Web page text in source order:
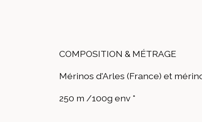
COMPOSITION & MÉTRAGE
Mérinos d'Arles (France) et
250 m /100g env *